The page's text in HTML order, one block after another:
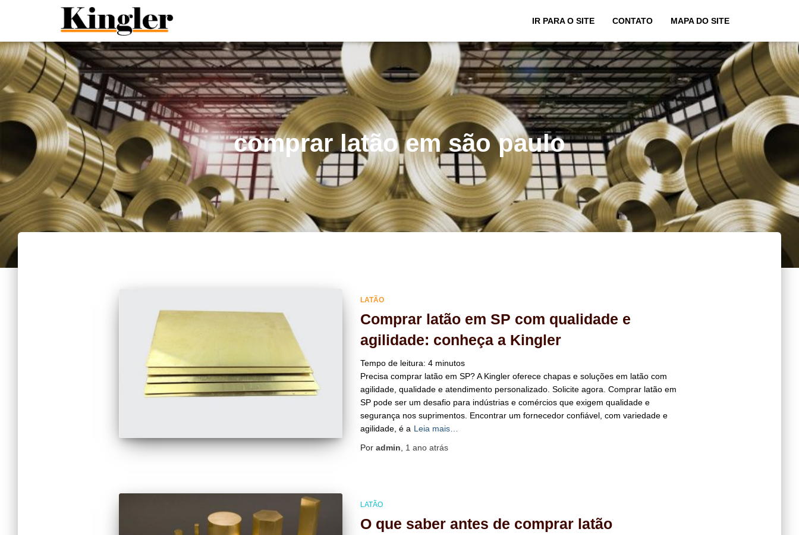
IR PARA O SITE
CONTATO MAPA DO SITE
comprar latão em são paulo
LATÃO
Comprar latão em SP com qualidade e
agilidade: conheça a Kingler
Tempo de leitura: 4 minutos
Precisa comprar latão em SP? A Kingler oferece chapas e soluções em latão com
agilidade, qualidade e atendimento personalizado. Solicite agora. Comprar latão em
SP pode ser um desafio para indústrias e comércios que exigem qualidade e
segurança nos suprimentos. Encontrar um fornecedor confiável, com variedade e
agilidade, é a Leia mais…
Por admin 1 anoatrás
LATÃO
O que saber antes de comprar latão